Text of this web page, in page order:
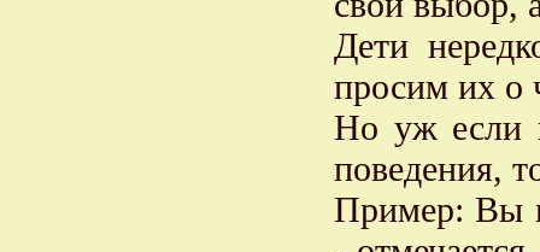
Дети
просим их о
Но уж если
поведения,
Пример: Вы